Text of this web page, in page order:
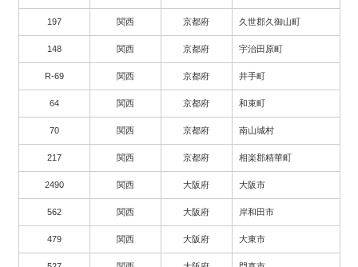
197 関西 京都府 久世郡久御山町
148 関西 京都府 宇治田原町
R-69 関西 京都府 井手町
64 関西 京都府 和束町
70 関西 京都府 南山城村
217 関西 京都府 相楽郡精華町
2490 関西 大阪府 大阪市
562 関西 大阪府 岸和田市
479 関西 大阪府 大東市